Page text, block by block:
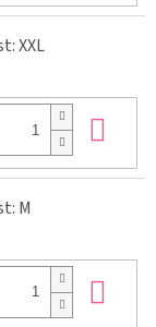
XXL
M